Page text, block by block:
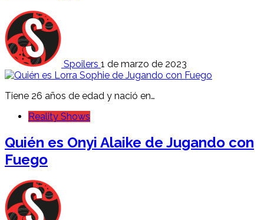
Spoilers 1 de marzo de 2023
Tiene 26 años de edad y nació en…
Reality Shows
Quién es Onyi Alaike de Jugando con
Fuego